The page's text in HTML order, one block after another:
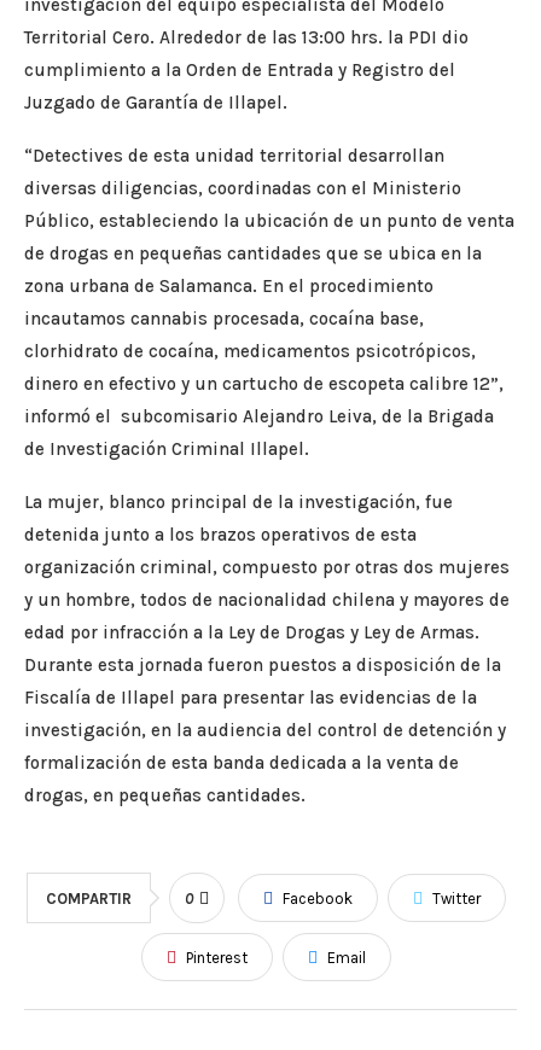
investigación del equipo especialista del Modelo
Territorial Cero. Alrededor de las 13:00 hrs. la PDI dio
cumplimiento a la Orden de Entrada y Registro del
Juzgado de Garantía de Illapel.
“Detectives de esta unidad territorial desarrollan
diversas diligencias, coordinadas con el Ministerio
Público, estableciendo la ubicación de un punto de venta
de drogas en pequeñas cantidades que se ubica en la
zona urbana de Salamanca. En el procedimiento
incautamos cannabis procesada, cocaína base,
clorhidrato de cocaína, medicamentos psicotrópicos,
dinero en efectivo y un cartucho de escopeta calibre 12”,
informó el subcomisario Alejandro Leiva, de la Brigada
de Investigación Criminal Illapel.
La mujer, blanco principal de la investigación, fue
detenida junto a los brazos operativos de esta
organización criminal, compuesto por otras dos mujeres
y un hombre, todos de nacionalidad chilena y mayores de
edad por infracción a la Ley de Drogas y Ley de Armas.
Durante esta jornada fueron puestos a disposición de la
Fiscalía de Illapel para presentar las evidencias de la
investigación, en la audiencia del control de detención y
formalización de esta banda dedicada a la venta de
drogas, en pequeñas cantidades.
COMPARTIR 0 Facebook Twitter
Pinterest Email